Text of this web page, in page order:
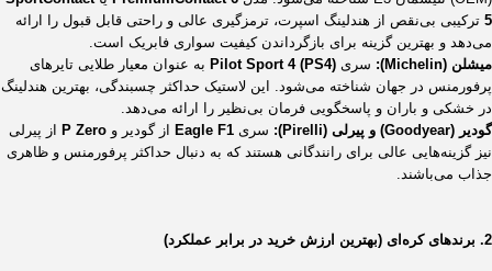
5 ترکیبی بی‌نقص از هندلینگ اسپرت، ترمزگیری عالی و راحتی قابل قبول را ارائه
می‌دهد و بهترین گزینه برای بازگرداندن کیفیت سواری فابریک است.
میشلن (Michelin):
سری Pilot Sport 4 (PS4) به عنوان معیار طلایی تایرهای
پرفورمنس در جهان شناخته می‌شود. این لاستیک حداکثر چسبندگی، بهترین هندلینگ
در خشکی و باران و پاسخگویی فرمان بی‌نظیر را ارائه می‌دهد.
گودیر (Goodyear) و پیرلی (Pirelli):
سری Eagle F1 از گودیر و P Zero از پیرلی
نیز گزینه‌هایی عالی برای رانندگانی هستند که به دنبال حداکثر پرفورمنس و ظاهری
جذاب می‌باشند.
2. برندهای کره‌ای (بهترین ارزش خرید در برابر عملکرد)